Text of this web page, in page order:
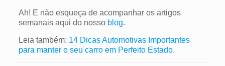
Ah! E não esqueça de acompanhar os artigos
semanais aqui do nosso blog.
Leia também: 14 Dicas Automotivas Importantes
para manter o seu carro em Perfeito Estado.